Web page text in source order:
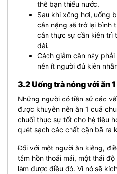
thể bạn thiếu nước.
Sau khi xông hơi, uống
cân nặng sẽ trở lại bình
cân thực sự cần kiên trì
dài.
Cách giảm cân này
nên ít người đủ kiên
3.2 Uống trà nóng với ăn
Những người có tiền sử các
được khuyên nên ăn 1 quả
chuối thực sự tốt cho hệ tiêu
quét sạch các chất cặn bã ra
Đối với một người ăn kiêng,
tâm hồn thoải mái, một thái
làm được điều đó. Vì nó sẽ